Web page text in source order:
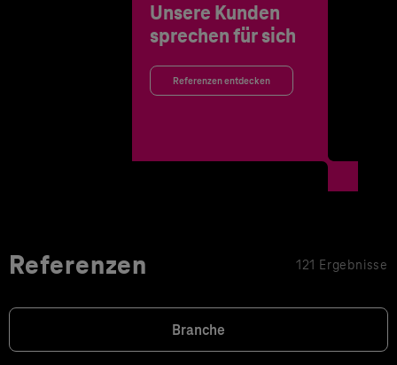
Unsere Kunden
sprechen für sich
Referenzen entdecken
Referenzen 121 Ergebnisse
Branche